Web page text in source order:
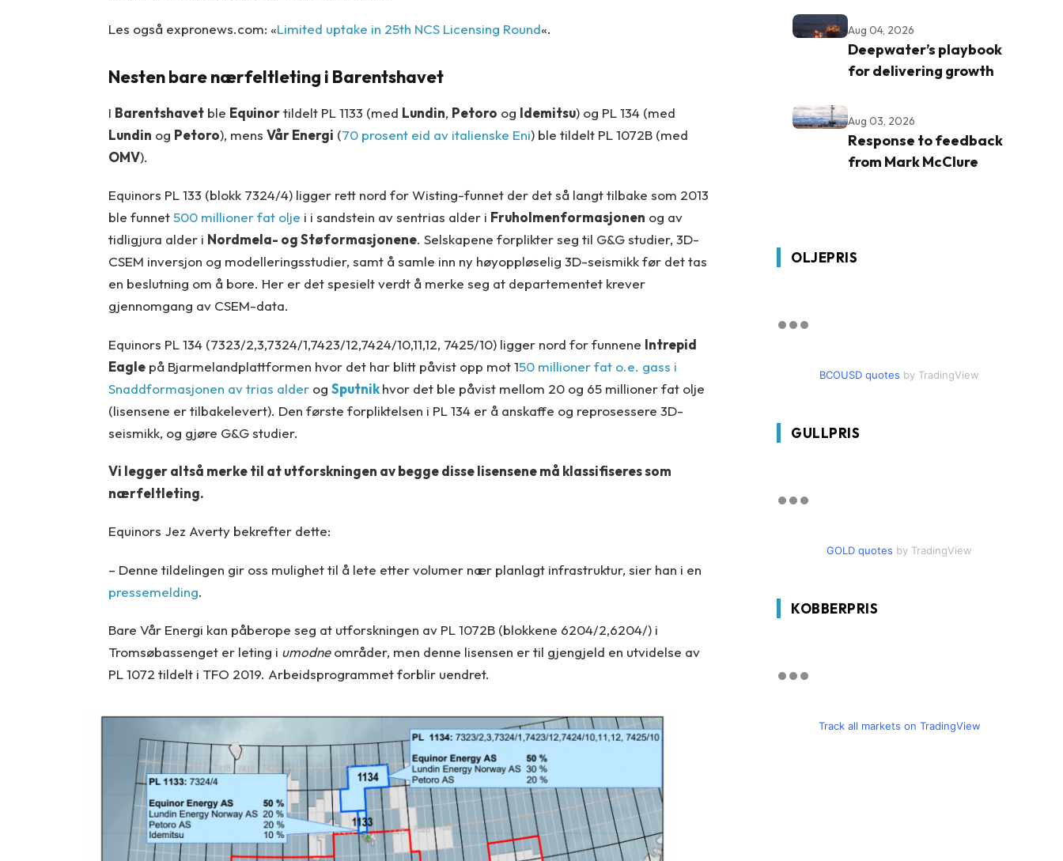
Les også expronews.com: «Limited uptake in 25th NCS Licensing Round«.
Nesten bare nærfeltleting i Barentshavet
I Barentshavetble Equinortildelt PL 1133 (med Lundin, Petoro og Idemitsu) og PL 134 (med
Lundin og Petoro), mens Vår Energi (70 prosent eid av italienske Eni) ble tildelt PL 1072B (med
OMV).
Equinors PL 133 (blokk 7324/4) ligger rett nord for Wisting-funnet der det så langt tilbake som 2013
ble funnet500 millioner fat olje i i sandstein av sentrias alder i Fruholmenformasjonen og av
tidligjura alder i Nordmela- og Støformasjonene. Selskapene forplikter seg til G&G studier, 3D-
CSEM inversjon og modelleringsstudier, samt å samle inn ny høyoppløselig 3D-seismikk før det tas
en beslutning om å bore. Her er det spesielt verdt å merke seg at departementet krever
gjennomgang av CSEM-data.
Equinors PL 134 (7323/2,3,7324/1,7423/12,7424/10,11,12, 7425/10) ligger nord for funnene Intrepid
Eaglepå Bjarmelandplattformen hvor det har blitt påvist opp mot 150 millioner fat o.e. gass i
Snaddformasjonen av trias alderog Sputnikhvor det ble påvist mellom 20 og 65 millioner fat olje
(lisensene er tilbakelevert). Den første forpliktelsen i PL 134 er å anskaffe og reprosessere 3D-
seismikk, og gjøre G&G studier.
Vi legger altså merke til at utforskningen av begge disse lisensene må klassifiseres som
nærfeltleting.
Equinors Jez Averty bekrefter dette:
– Denne tildelingen gir oss mulighet til å lete etter volumer nær planlagt infrastruktur, sier han i en
pressemelding.
Bare Vår Energi kan påberope seg at utforskningen av PL 1072B (blokkene 6204/2,6204/) i
Tromsøbassenget er leting i umodneområder, men denne lisensen er til gjengjeld en utvidelse av
PL 1072 tildelt i TFO 2019. Arbeidsprogrammet forblir uendret.
Aug 04, 2026
Deepwater’s playbook
for delivering growth
Aug 03, 2026
Response to feedback
from Mark McClure
OLJEPRIS
BCOUSD quotes by TradingView
GULLPRIS
GOLD quotes by TradingView
KOBBERPRIS
Track all markets on TradingView